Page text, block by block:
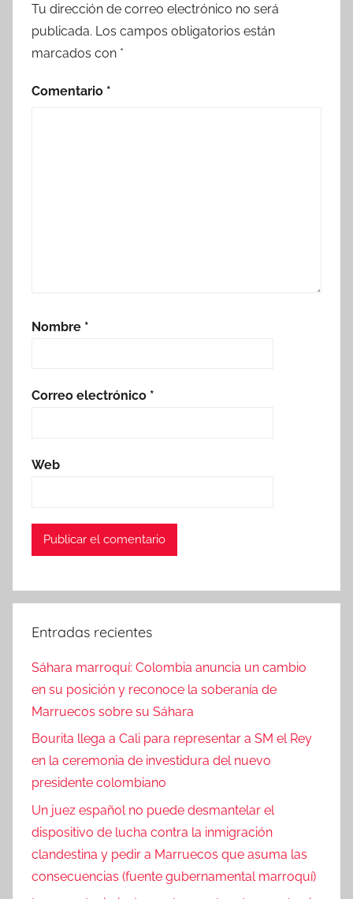
Tu dirección de correo electrónico no será
publicada. Los campos obligatorios están
marcados con *
Comentario *
Nombre *
Correo electrónico *
Web
Entradas recientes
Sáhara marroquí: Colombia anuncia un cambio
en su posición y reconoce la soberanía de
Marruecos sobre su Sáhara
Bourita llega a Cali para representar a SM el Rey
en la ceremonia de investidura del nuevo
presidente colombiano
Un juez español no puede desmantelar el
dispositivo de lucha contra la inmigración
clandestina y pedir a Marruecos que asuma las
consecuencias (fuente gubernamental marroquí)